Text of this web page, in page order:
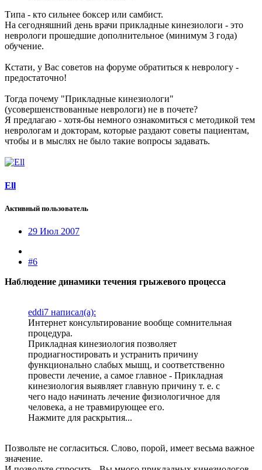
Типа - кто сильнее боксер или самбист.
На сегодняшний день врачи прикладные кинезиологи - это
неврологи прошедшие дополнительное (минимум 3 года)
обучение.
Кстати, у Вас советов на форуме обратиться к неврологу -
предостаточно!
Тогда почему "Прикладные кинезиологи"
(усовершенствованные неврологи) не в почете?
Я предлагаю - хотя-бы немного ознакомиться с методикой тем
неврологам и докторам, которые раздают советы пациентам,
чтобы и в мыслях не было такие вопросы задавать.
Ell
Активный пользователь
29 Июл 2007
#6
Наблюдение динамики течения грыжевого процесса
eddi7 написал(а):
Интернет консультирование вообще сомнительная
процедура.
Прикладная кинезиология позволяет
продиагностировать и устранить причину
функционально слабых мышц, и соответственно
провести лечение, а самое главное - Прикладная
кинезиология выявляет главную причину т. е. с
чего надо начинать лечение физиологичное для
человека, а не травмирующее его.
Нажмите для раскрытия...
Позвольте не согласиться. Слово, порой, имеет весьма важное
значение.